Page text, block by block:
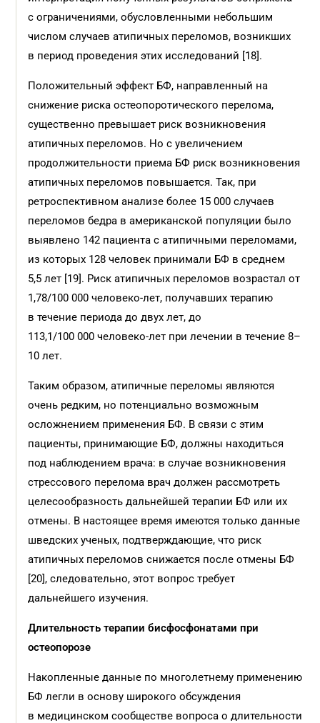
с ограничениями, обусловленными небольшим
числом случаев атипичных переломов, возникших
в период проведения этих исследований [18].
Положительный эффект БФ, направленный на
снижение риска остеопоротического перелома,
существенно превышает риск возникновения
атипичных переломов. Но с увеличением
продолжительности приема БФ риск возникновения
атипичных переломов повышается. Так, при
ретроспективном анализе более 15 000 случаев
переломов бедра в американской популяции было
выявлено 142 пациента с атипичными переломами,
из которых 128 человек принимали БФ в среднем
5,5 лет [19]. Риск атипичных переломов возрастал от
1,78/100 000 человеко-лет, получавших терапию
в течение периода до двух лет, до
113,1/100 000 человеко-лет при лечении в течение 8–
10 лет.
Таким образом, атипичные переломы являются
очень редким, но потенциально возможным
осложнением применения БФ. В связи с этим
пациенты, принимающие БФ, должны находиться
под наблюдением врача: в случае возникновения
стрессового перелома врач должен рассмотреть
целесообразность дальнейшей терапии БФ или их
отмены. В настоящее время имеются только данные
шведских ученых, подтверждающие, что риск
атипичных переломов снижается после отмены БФ
[20], следовательно, этот вопрос требует
дальнейшего изучения.
Длительность терапии бисфосфонатами при
остеопорозе
Накопленные данные по многолетнему применению
БФ легли в основу широкого обсуждения
в медицинском сообществе вопроса о длительности